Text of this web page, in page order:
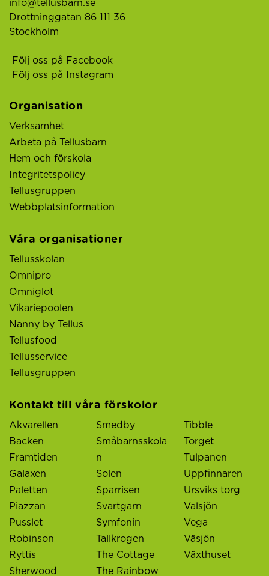
info@tellusbarn.se
Drottninggatan 86 111 36
Stockholm
Följ oss på Facebook
Följ oss på Instagram
Organisation
Verksamhet
Arbeta på Tellusbarn
Hem och förskola
Integritetspolicy
Tellusgruppen
Webbplatsinformation
Våra organisationer
Tellusskolan
Omnipro
Omniglot
Vikariepoolen
Nanny by Tellus
Tellusfood
Tellusservice
Tellusgruppen
Kontakt till våra förskolor
Akvarellen
Backen
Framtiden
Galaxen
Paletten
Piazzan
Pusslet
Robinson
Ryttis
Sherwood
Smedby
Småbarnsskola
n
Solen
Sparrisen
Svartgarn
Symfonin
Tallkrogen
The Cottage
The Rainbow
Tibble
Torget
Tulpanen
Uppfinnaren
Ursviks torg
Valsjön
Vega
Väsjön
Växthuset